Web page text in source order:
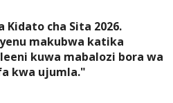
cha Sita 2026.
makubwa katika
kuwa mabalozi bora wa
kwa ujumla."